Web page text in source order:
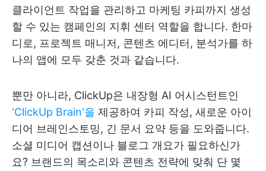
클라이언트 작업을 관리하고 마케팅 카피까지 생성
할 수 있는 캠페인의 지휘 센터 역할을 합니다. 한마
디로, 프로젝트 매니저, 콘텐츠 에디터, 분석가를 하
나의 앱에 모두 갖춘 것과 같습니다.
뿐만 아니라, ClickUp은 내장형 AI 어시스턴트인
'ClickUp Brain'을 제공하여 카피 작성, 새로운 아이
디어 브레인스토밍, 긴 문서 요약 등을 도와줍니다.
소셜 미디어 캡션이나 블로그 개요가 필요하신가
요? 브랜드의 목소리와 콘텐츠 전략에 맞춰 단 몇